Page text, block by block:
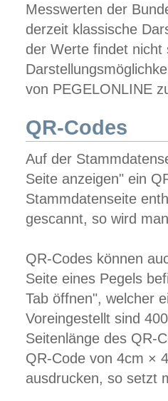
Messwerten der
derzeit klassische
der Werte findet
von PEGELONLINE
QR-Codes
Auf der
Seite anzeigen" ein
Stammdatenseite
gescannt, so wird
QR-Codes können
Seite eines Pegels
Tab öffnen", welcher
Voreingestellt sind
Seitenlänge des QR-
QR-Code von 4cm ×
ausdrucken, so setzt